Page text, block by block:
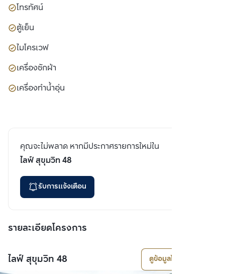
โทรทัศน์
ตู้เย็น
ไมโครเวฟ
เครื่องซักผ้า
เครื่องทำน้ำอุ่น
คุณจะไม่พลาด หากมีประกาศรายการใหม่ใน
ไลฟ์ สุขุมวิท 48
รับการแจ้งเตือน
รายละเอียดโครงการ
ไลฟ์ สุขุมวิท 48 ดูข้อมูลโครงการ